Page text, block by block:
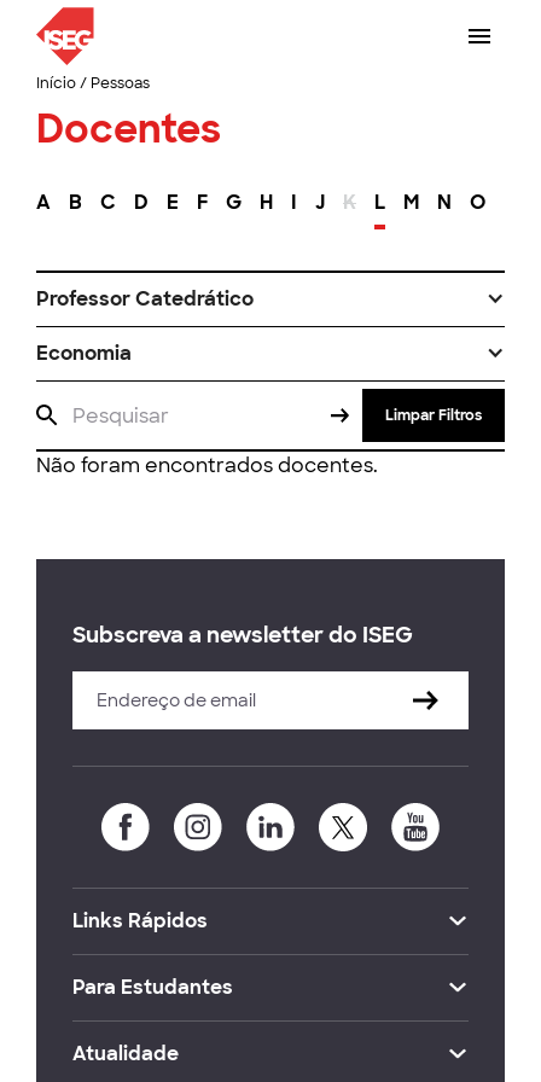
Início/ Pessoas
Docentes
A B C D E F G H I J K L M N O
Professor Catedrático
Economia
Limpar Filtros
Não foram encontrados docentes.
Subscreva a newsletter do ISEG
Links Rápidos
Para Estudantes
Atualidade